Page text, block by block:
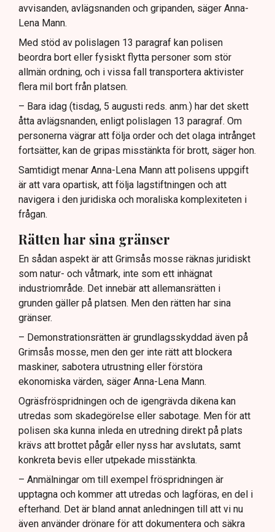
avvisanden, avlägsnanden och gripanden, säger Anna-
Lena Mann.
Med stöd av polislagen 13 paragraf kan polisen
beordra bort eller fysiskt flytta personer som stör
allmän ordning, och i vissa fall transportera aktivister
flera mil bort från platsen.
– Bara idag (tisdag, 5 augusti reds. anm.) har det skett
åtta avlägsnanden, enligt polislagen 13 paragraf. Om
personerna vägrar att följa order och det olaga intrånget
fortsätter, kan de gripas misstänkta för brott, säger hon.
Samtidigt menar Anna-Lena Mann att polisens uppgift
är att vara opartisk, att följa lagstiftningen och att
navigera i den juridiska och moraliska komplexiteten i
frågan.
Rätten har sina gränser
En sådan aspekt är att Grimsås mosse räknas juridiskt
som natur- och våtmark, inte som ett inhägnat
industriområde. Det innebär att allemansrätten i
grunden gäller på platsen. Men den rätten har sina
gränser.
– Demonstrationsrätten är grundlagsskyddad även på
Grimsås mosse, men den ger inte rätt att blockera
maskiner, sabotera utrustning eller förstöra
ekonomiska värden, säger Anna-Lena Mann.
Ogräsfröspridningen och de igengrävda dikena kan
utredas som skadegörelse eller sabotage. Men för att
polisen ska kunna inleda en utredning direkt på plats
krävs att brottet pågår eller nyss har avslutats, samt
konkreta bevis eller utpekade misstänkta.
– Anmälningar om till exempel fröspridningen är
upptagna och kommer att utredas och lagföras, en del i
efterhand. Det är bland annat anledningen till att vi nu
även använder drönare för att dokumentera och säkra